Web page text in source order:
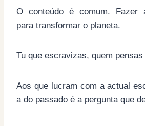
O conteúdo é comum. Fazer
para transformar o planeta.
Tu que escravizas, quem
Aos que lucram com a actual
a do passado é a pergunta que